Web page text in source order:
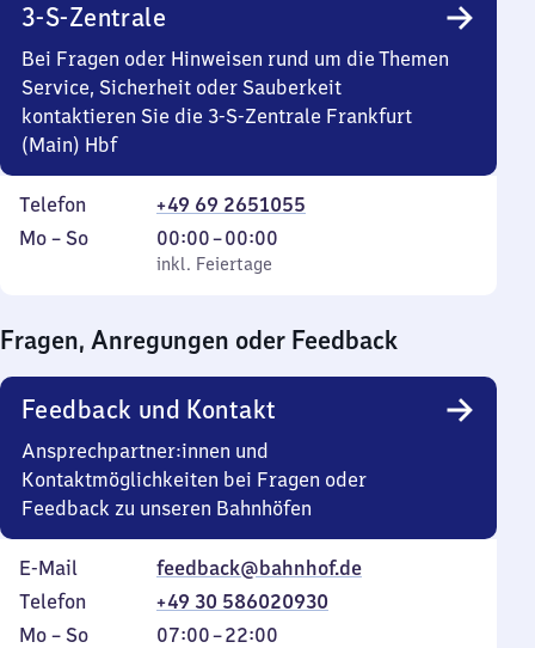
3-S-Zentrale
Bei Fragen oder Hinweisen rund um die Themen
Service, Sicherheit oder Sauberkeit
kontaktieren Sie die 3-S-Zentrale Frankfurt
(Main) Hbf
Telefon
+49 69 2651055
Montag
Mo – So,
inkl. Feiertage
00:00–00:00
Von
0
0
Uhr
inkl. Feiertage
Fragen, Anregungen oder Feedback
Feedback und Kontakt
Ansprechpartner:innen und
Kontaktmöglichkeiten bei Fragen oder
Feedback zu unseren Bahnhöfen
E-Mail
feedback@bahnhof.de
Telefon
+49 30 586020930
Montag
Mo – So,
07:00–22:00
Von